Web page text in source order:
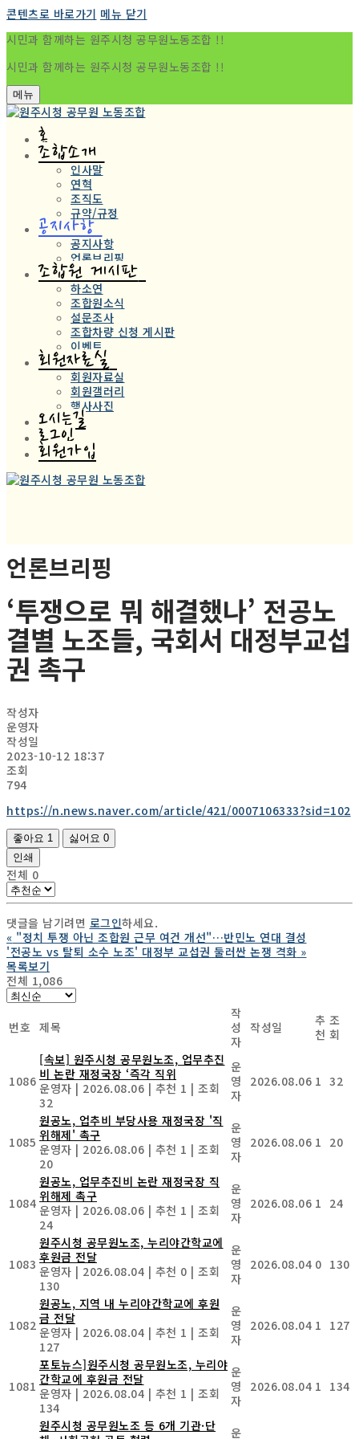
콘텐츠로 바로가기 메뉴 닫기
시민과 함께하는 원주시청 공무원노동조합 !!
시민과 함께하는 원주시청 공무원노동조합 !!
메뉴
홈
조합소개
인사말
연혁
조직도
규약/규정
공지사항
공지사항
언론브리핑
조합원 게시판
하소연
조합원소식
설문조사
조합차량 신청 게시판
이벤트
회원자료실
회원자료실
회원갤러리
행사사진
오시는길
로그인
회원가입
언론브리핑
‘투쟁으로 뭐 해결했나’ 전공노
결별 노조들, 국회서 대정부교섭
권 촉구
작성자
운영자
작성일
2023-10-12 18:37
조회
794
https://n.news.naver.com/article/421/0007106333?sid=102
좋아요 1 싫어요 0
인쇄
전체 0
댓글을 남기려면 로그인하세요.
« "정치 투쟁 아닌 조합원 근무 여건 개선"…반민노 연대 결성
'전공노 vs 탈퇴 소수 노조' 대정부 교섭권 둘러싼 논쟁 격화 »
목록보기
전체 1,086
번호 제목
작
성
자
작성일
추
천
조
회
1086
[속보] 원주시청 공무원노조, 업무추진
비 논란 재정국장 ‘즉각 직위
운영자 | 2026.08.06 | 추천 1 | 조회
32
운
영
자
2026.08.06 1 32
1085
원공노, 업추비 부당사용 재정국장 '직
위해제' 촉구
운영자 | 2026.08.06 | 추천 1 | 조회
20
운
영
자
2026.08.06 1 20
1084
원공노, 업무추진비 논란 재정국장 직
위해제 촉구
운영자 | 2026.08.06 | 추천 1 | 조회
24
운
영
자
2026.08.06 1 24
1083
원주시청 공무원노조, 누리야간학교에
후원금 전달
운영자 | 2026.08.04 | 추천 0 | 조회
130
운
영
자
2026.08.04 0 130
1082
원공노, 지역 내 누리야간학교에 후원
금 전달
운영자 | 2026.08.04 | 추천 1 | 조회
127
운
영
자
2026.08.04 1 127
1081
포토뉴스]원주시청 공무원노조, 누리야
간학교에 후원금 전달
운영자 | 2026.08.04 | 추천 1 | 조회
134
운
영
자
2026.08.04 1 134
원주시청 공무원노조 등 6개 기관·단
운